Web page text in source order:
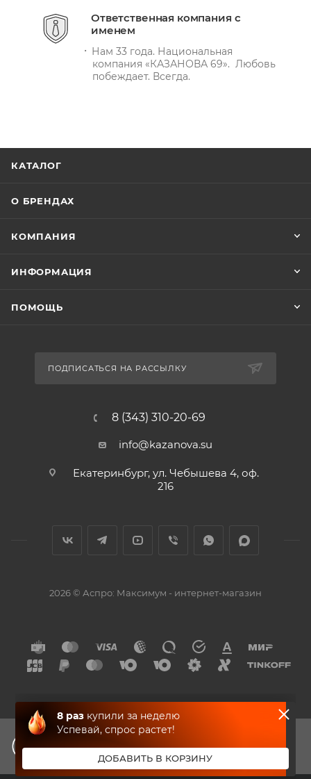
Ответственная компания с
именем
Нам 33 года. Национальная
компания «КАЗАНОВА 69». Любовь
побеждает. Всегда.
КАТАЛОГ
О БРЕНДАХ
КОМПАНИЯ
ИНФОРМАЦИЯ
ПОМОЩЬ
ПОДПИСАТЬСЯ НА РАССЫЛКУ
8 (343) 310-20-69
info@kazanova.su
Екатеринбург, ул. Чебышева 4, оф.
216
2026 © Аспро: Максимум - интернет-магазин
ЗАПРЕЩЕНО
ДЛЯ ДЕТЕЙ